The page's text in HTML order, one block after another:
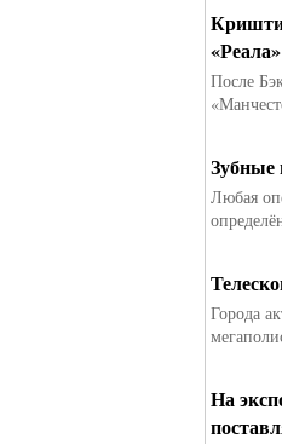
«Реала»
После
Зубные
Любая
Города
На